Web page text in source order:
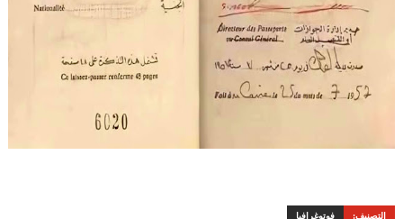
التصنيف: فوتوغرافيا